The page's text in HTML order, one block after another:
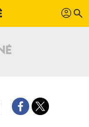
profil search